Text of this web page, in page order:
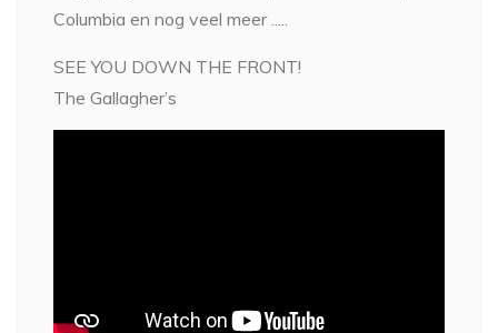
Columbia en nog veel meer .....
SEE YOU DOWN THE FRONT!
The Gallagher’s